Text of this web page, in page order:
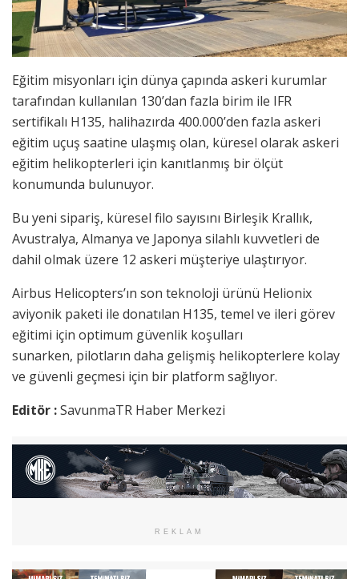
Eğitim misyonları için dünya çapında askeri kurumlar
tarafından kullanılan 130’dan fazla birim ile IFR
sertifikalı H135, halihazırda 400.000’den fazla askeri
eğitim uçuş saatine ulaşmış olan, küresel olarak askeri
eğitim helikopterleri için kanıtlanmış bir ölçüt
konumunda bulunuyor.
Bu yeni sipariş, küresel filo sayısını Birleşik Krallık,
Avustralya, Almanya ve Japonya silahlı kuvvetleri de
dahil olmak üzere 12 askeri müşteriye ulaştırıyor.
Airbus Helicopters’ın son teknoloji ürünü Helionix
aviyonik paketi ile donatılan H135, temel ve ileri görev
eğitimi için optimum güvenlik koşulları
sunarken, pilotların daha gelişmiş helikopterlere kolay
ve güvenli geçmesi için bir platform sağlıyor.
Editör :SavunmaTR Haber Merkezi
REKLAM